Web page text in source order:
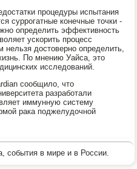
процедуры испытания
суррогатные конечные точки -
определить эффективность
ускорить процесс
достоверно определить,
По мнению Уайса, это
исследований.
сообщило, что
разработали
иммунную систему
рака поджелудочной
события в мире и в России.